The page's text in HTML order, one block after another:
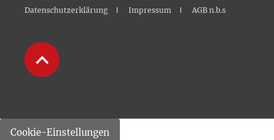
Datenschutzerklärung Impressum AGB n.b.s
Cookie-Einstellungen